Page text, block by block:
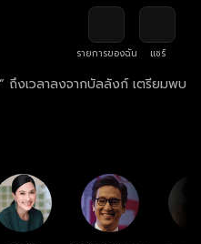
รายการของฉัน
แชร์
ถึงเวลาลงจากบัลลังก์ เตรียมพบ